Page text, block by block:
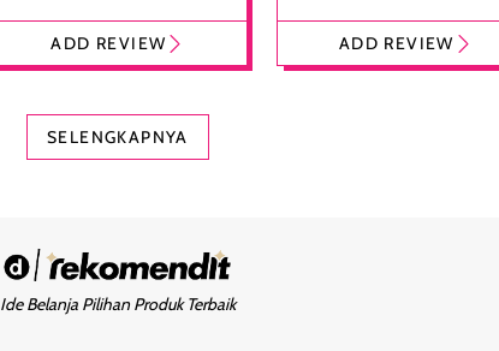
Bibir dengan Aroma
CokelatADD REVIEW
Glossy Ringan dengan
Efek Bibir Plumpy
ADD REVIEW
SELENGKAPNYA
Ide Belanja Pilihan Produk Terbaik